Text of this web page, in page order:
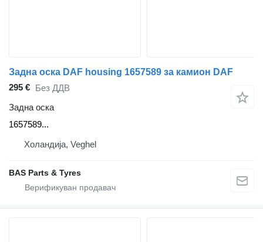
Задна оска DAF housing 1657589 за камион DAF
295 € Без ДДВ
Задна оска
1657589...
Холандија, Veghel
BAS Parts & Tyres